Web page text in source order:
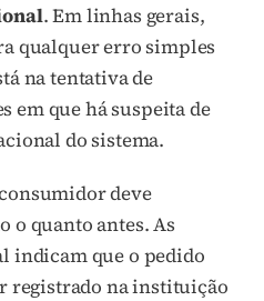
. Em linhas gerais,
qualquer erro simples
na tentativa de
em que há suspeita de
do sistema.
deve
quanto antes. As
indicam que o pedido
registrado na instituição